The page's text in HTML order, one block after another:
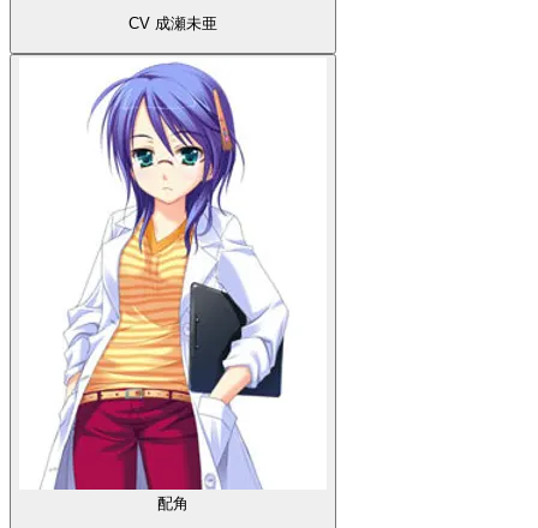
CV 成瀬未亜
配角